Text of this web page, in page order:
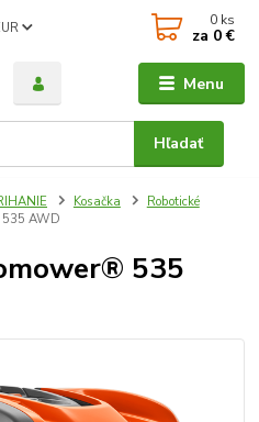
Menu
Hľadať
0 ks
za 0 €
Kosačka
Robotické
AWD
535